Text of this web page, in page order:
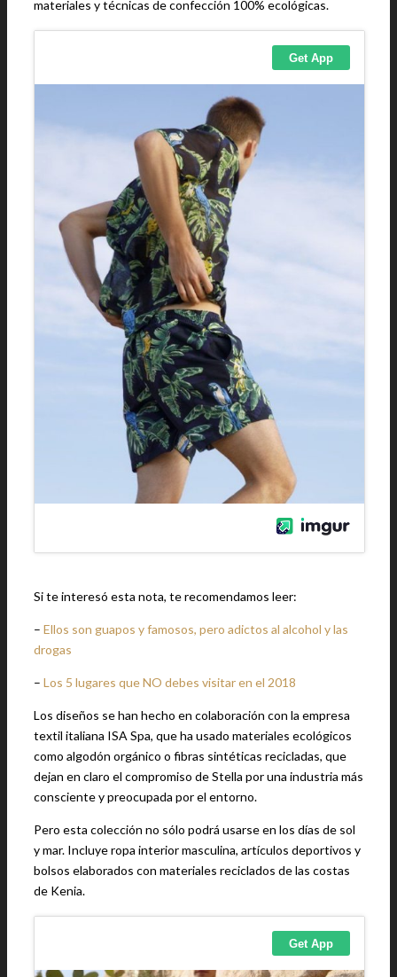
materiales y técnicas de confección 100% ecológicas.
Si te interesó esta nota, te recomendamos leer:
– Ellos son guapos y famosos, pero adictos al alcohol y las
drogas
– Los 5 lugares que NO debes visitar en el 2018
Los diseños se han hecho en colaboración con la empresa
textil italiana ISA Spa, que ha usado materiales ecológicos
como algodón orgánico o fibras sintéticas recicladas, que
dejan en claro el compromiso de Stella por una industria más
consciente y preocupada por el entorno.
Pero esta colección no sólo podrá usarse en los días de sol
y mar. Incluye ropa interior masculina, artículos deportivos y
bolsos elaborados con materiales reciclados de las costas
de Kenia.